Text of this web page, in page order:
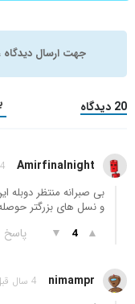
جهت ارسال دیدگاه
20 دیدگاه
Amirfinalnight 4 سال قبل
بی صبرانه منتظر
و نسل های بزرگتر
▲
4
▼ پاسخ
nimampr 4 سال قبل